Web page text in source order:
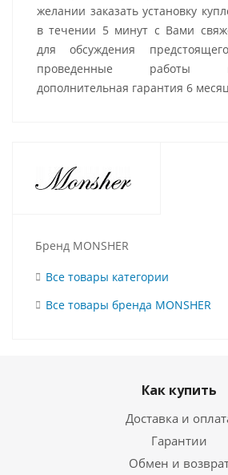
желании заказать установку
в течении 5 минут с Вами
для обсуждения
проведенные работы
дополнительная гарантия 6
Бренд MONSHER
Все товары категории
Все товары бренда MONSHER
Как купить
Доставка и
Гарантии
Обмен и